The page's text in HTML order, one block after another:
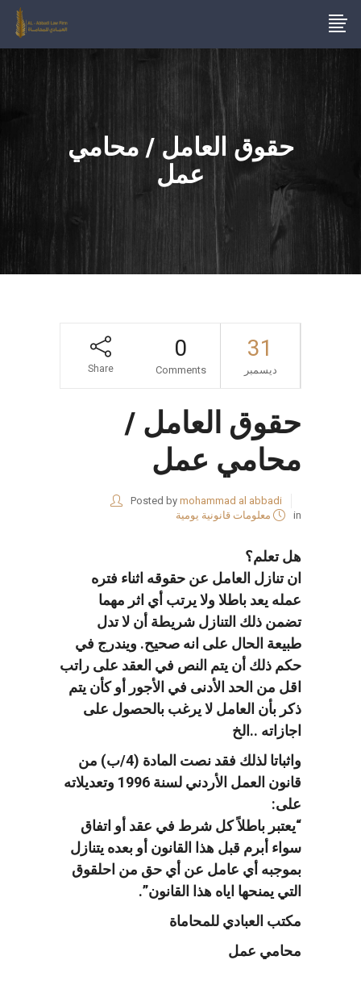
حقوق العامل / محامي
عمل
31
ديسمبر
0
Comments
Share
حقوق العامل /
محامي عمل
Posted by mohammad al abbadi
in
معلومات قانونية يومية
هل تعلم؟
ان تنازل العامل عن حقوقه اثناء فتره
عمله يعد باطلا ولا يرتب أي اثر مهما
تضمن ذلك التنازل شريطة أن لا تدل
طبيعة الحال على انه صحيح. ويندرج في
حكم ذلك أن يتم النص في العقد على راتب
اقل من الحد الأدنى في الأجور أو كأن يتم
ذكر بأن العامل لا يرغب بالحصول على
اجازاته ..الخ
واثباتا لذلك فقد نصت المادة (4/ب) من
قانون العمل الأردني لسنة 1996 وتعديلاته
على:
“يعتبر باطلاً كل شرط في عقد أو اتفاق
سواء أبرم قبل هذا القانون أو بعده يتنازل
بموجبه أي عامل عن أي حق من احلقوق
التي يمنحها اياه هذا القانون”.
مكتب العبادي للمحاماة
محامي عمل